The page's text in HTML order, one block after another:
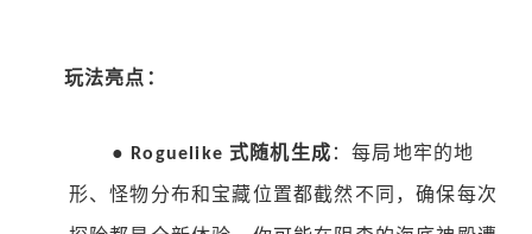
玩法亮点：
● Roguelike 式随机生成 ：每局地牢的地
形、怪物分布和宝藏位置都截然不同，确保每次